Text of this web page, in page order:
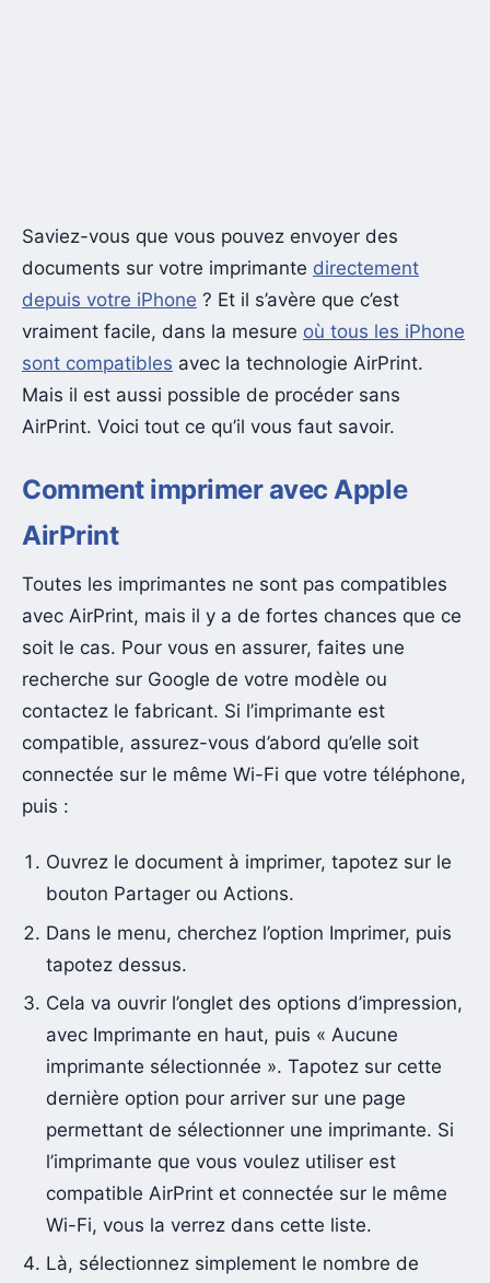
Saviez-vous que vous pouvez envoyer des
documents sur votre imprimante directement
depuis votre iPhone ? Et il s’avère que c’est
vraiment facile, dans la mesure où tous les iPhone
sont compatibles avec la technologie AirPrint.
Mais il est aussi possible de procéder sans
AirPrint. Voici tout ce qu’il vous faut savoir.
Comment imprimer avec Apple
AirPrint
Toutes les imprimantes ne sont pas compatibles
avec AirPrint, mais il y a de fortes chances que ce
soit le cas. Pour vous en assurer, faites une
recherche sur Google de votre modèle ou
contactez le fabricant. Si l’imprimante est
compatible, assurez-vous d’abord qu’elle soit
connectée sur le même Wi-Fi que votre téléphone,
puis :
Ouvrez le document à imprimer, tapotez sur le
bouton Partager ou Actions.
Dans le menu, cherchez l’option Imprimer, puis
tapotez dessus.
Cela va ouvrir l’onglet des options d’impression,
avec Imprimante en haut, puis « Aucune
imprimante sélectionnée ». Tapotez sur cette
dernière option pour arriver sur une page
permettant de sélectionner une imprimante. Si
l’imprimante que vous voulez utiliser est
compatible AirPrint et connectée sur le même
Wi-Fi, vous la verrez dans cette liste.
Là, sélectionnez simplement le nombre de